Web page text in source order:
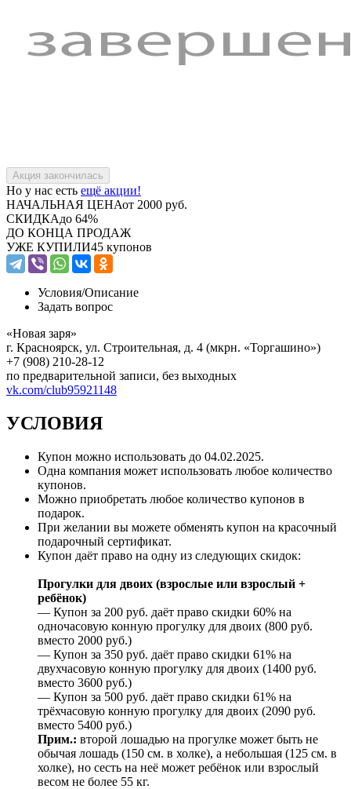
Но у нас есть ещё акции!
НАЧАЛЬНАЯ ЦЕНАот 2000 руб.
СКИДКАдо 64%
ДО КОНЦА ПРОДАЖ
УЖЕ КУПИЛИ45 купонов
Условия/Описание
Задать вопрос
«Новая заря»
г. Красноярск, ул. Строительная, д. 4 (мкрн. «Торгашино»)
+7 (908) 210-28-12
по предварительной записи, без выходных
vk.com/club95921148
УСЛОВИЯ
Купон можно использовать до 04.02.2025.
Одна компания может использовать любое количество
купонов.
Можно приобретать любое количество купонов в
подарок.
При желании вы можете обменять купон на красочный
подарочный сертификат.
Купон даёт право на одну из следующих скидок:
Прогулки для двоих (взрослые или взрослый +
ребёнок)
— Купон за 200 руб. даёт право скидки 60% на
одночасовую конную прогулку для двоих (800 руб.
вместо 2000 руб.)
— Купон за 350 руб. даёт право скидки 61% на
двухчасовую конную прогулку для двоих (1400 руб.
вместо 3600 руб.)
— Купон за 500 руб. даёт право скидки 61% на
трёхчасовую конную прогулку для двоих (2090 руб.
вместо 5400 руб.)
Прим.: второй лошадью на прогулке может быть не
обычая лошадь (150 см. в холке), а небольшая (125 см. в
холке), но сесть на неё может ребёнок или взрослый
весом не более 55 кг.